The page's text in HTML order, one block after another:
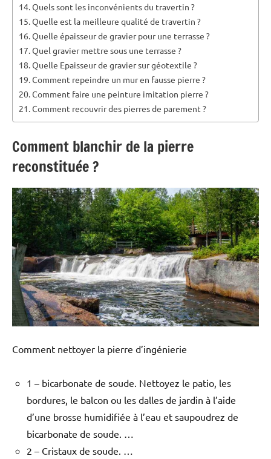
Quels sont les inconvénients du travertin ?
Quelle est la meilleure qualité de travertin ?
Quelle épaisseur de gravier pour une terrasse ?
Quel gravier mettre sous une terrasse ?
Quelle Epaisseur de gravier sur géotextile ?
Comment repeindre un mur en fausse pierre ?
Comment faire une peinture imitation pierre ?
Comment recouvrir des pierres de parement ?
Comment blanchir de la pierre
reconstituée ?
Comment nettoyer la pierre d’ingénierie
1 – bicarbonate de soude. Nettoyez le patio, les
bordures, le balcon ou les dalles de jardin à l’aide
d’une brosse humidifiée à l’eau et saupoudrez de
bicarbonate de soude. …
2 – Cristaux de soude. …